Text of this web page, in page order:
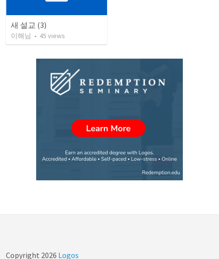
새 설교 (3)
이해님 • 45 views
Copyright 2026 Logos